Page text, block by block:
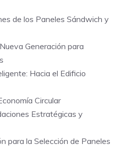
de los Paneles Sándwich y
Generación para
Hacia el Edificio
Circular
Estratégicas y
para la Selección de Paneles